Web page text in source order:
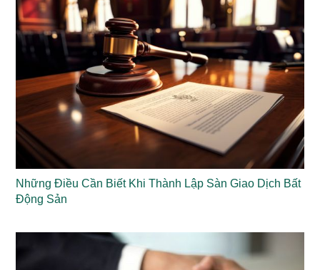
Những Điều Cần Biết Khi Thành Lập Sàn Giao Dịch Bất
Động Sản